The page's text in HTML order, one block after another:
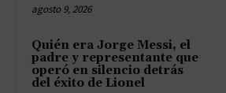
agosto 9, 2026
Quién era Jorge Messi, el
padre y representante que
operó en silencio detrás
del éxito de Lionel